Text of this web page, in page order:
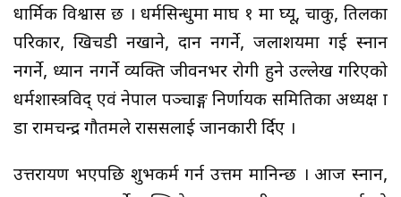
धार्मिक विश्वास छ । धर्मसिन्धुमा माघ १ मा घ्यू, चाकु, तिलका
परिकार, खिचडी नखाने, दान नगर्ने, जलाशयमा गई स्नान
नगर्ने, ध्यान नगर्ने व्यक्ति जीवनभर रोगी हुने उल्लेख गरिएको
धर्मशास्त्रविद् एवं नेपाल पञ्चाङ्ग निर्णायक समितिका अध्यक्ष प्रा
डा रामचन्द्र गौतमले राससलाई जानकारी र्दिए ।
उत्तरायण भएपछि शुभकर्म गर्न उत्तम मानिन्छ । आज स्नान,